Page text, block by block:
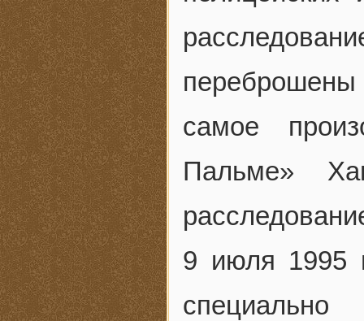
самое
Пальме»
9 июля 1995